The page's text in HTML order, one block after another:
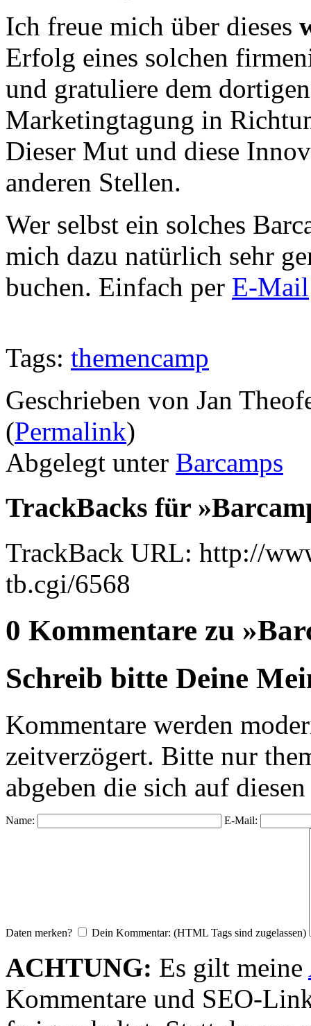
Ich freue mich über dieses
Erfolg eines solchen
und gratuliere dem
Marketingtagung in
Dieser Mut und diese
anderen Stellen.
Wer selbst ein solches
mich dazu natürlich sehr
buchen. Einfach per E-Mail
Tags: themencamp
Geschrieben von Jan
(Permalink)
Abgelegt unter Barcamps
TrackBacks für
TrackBack URL: http://
tb.cgi/6568
0 Kommentare zu
Schreib bitte Deine
Kommentare werden
zeitverzögert. Bitte nur
abgeben die sich auf
Name: E-Mail:
Daten merken? Dein Kommentar: (HTML Tags sind zugelassen)
ACHTUNG: Es gilt meine
Kommentare und SEO-